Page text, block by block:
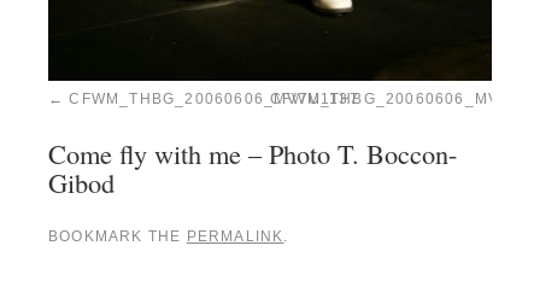
CFWM_THBG_20060606_MV7U1137
Come fly with me – Photo T. Boccon-
Gibod
BOOKMARK THE PERMALINK.